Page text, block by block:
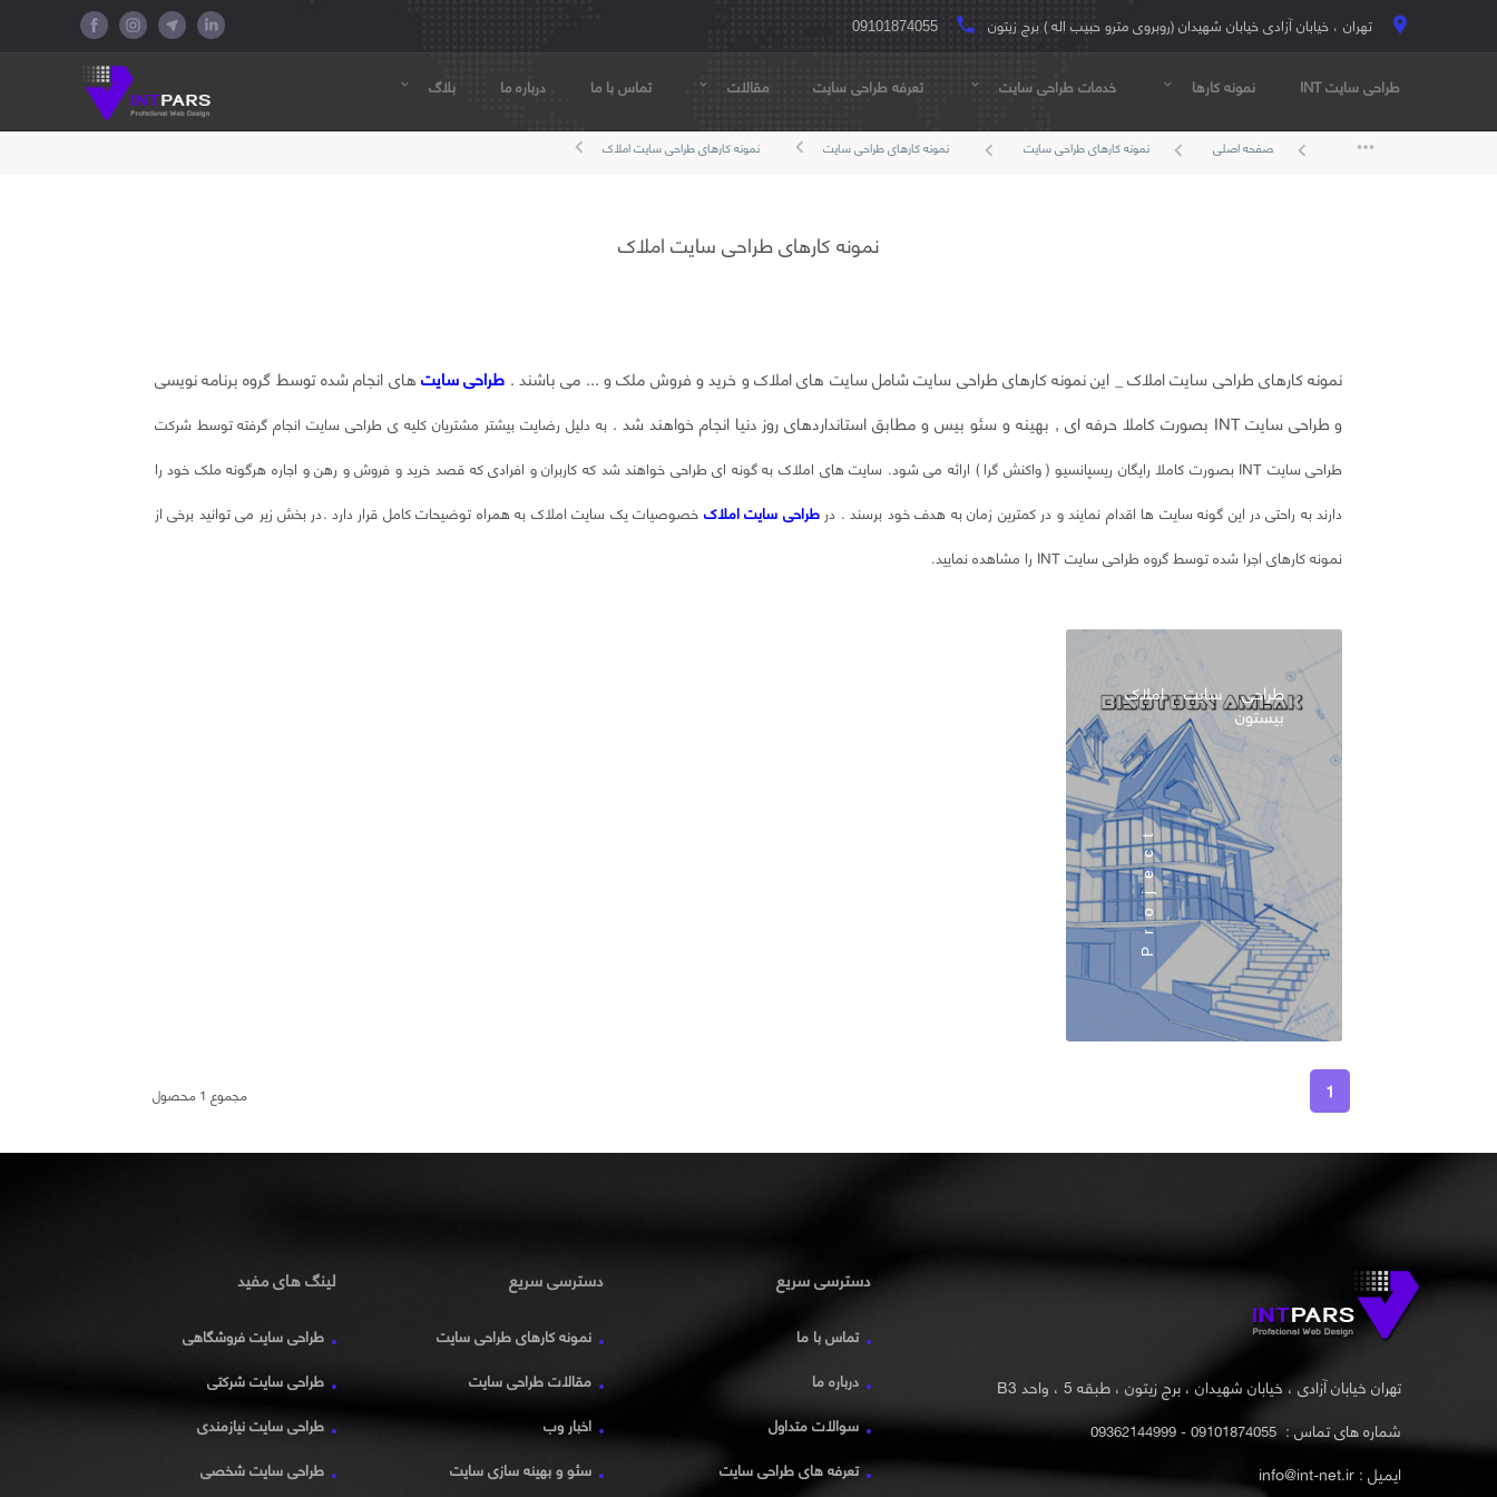
location_on تهران ، خیابان آزادی خیابان شهیدان (روبروی مترو حبیب اله ) برج زیتون local_phone
09101874055
طراحی سایت INT نمونه کارها expand_more خدمات طراحی سایت expand_more تعرفه طراحی سایت مقالات expand_more تماس با ما درباره ما بلاگ expand_more
more_horiz
keyboard_arrow_left صفحه اصلی keyboard_arrow_left نمونه کارهای طراحی سایت keyboard_arrow_left نمونه کارهای طراحی سایت keyboard_arrow_left نمونه کارهای طراحی سایت املاک keyboard_arrow_left
نمونه کارهای طراحی سایت املاک
نمونه کارهای طراحی سایت املاک _ این نمونه کارهای طراحی سایت شامل سایت های املاک و خرید و فروش ملک و ... می باشند . طراحی سایتهای انجام شده توسط گروه برنامه نویسی
و طراحی سایت INT بصورت کاملا حرفه ای , بهینه و سئو بیس و مطابق استانداردهای روز دنیا انجام خواهند شد .
به دلیل رضایت بیشتر مشتریان کلیه ی طراحی سایت انجام گرفته توسط شرکت
طراحی سایت INT بصورت کاملا رایگان ریسپانسیو ( واکنش گرا ) ارائه می شود. سایت های املاک به گونه ای طراحی خواهند شد که کاربران و افرادی که قصد خرید و فروش و رهن و اجاره هرگونه ملک خود را
دارند به راحتی در این گونه سایت ها اقدام نمایند و در کمترین زمان به هدف خود برسند . درطراحی سایت املاکخصوصیات یک سایت املاک به همراه توضیحات کامل قرار دارد .در بخش زیر می توانید برخی از
نمونه کارهای اجرا شده توسط گروه طراحی سایت INT را مشاهده نمایید.
طراحی سایت املاک
بیستون
Project
1 مجموع 1 محصول
تهران خیابان آزادی ، خیابان شهیدان ، برج زیتون ، طبقه 5 ، واحد B3
شماره های تماس :09101874055 - 09362144999
ایمیل : info@int-net.ir
دسترسی سریع
تماس با ما
درباره ما
سوالات متداول
تعرفه های طراحی سایت
دسترسی سریع
نمونه کارهای طراحی سایت
مقالات طراحی سایت
اخبار وب
سئو و بهینه سازی سایت
لینگ های مفید
طراحی سایت فروشگاهی
طراحی سایت شرکتی
طراحی سایت نیازمندی
طراحی سایت شخصی